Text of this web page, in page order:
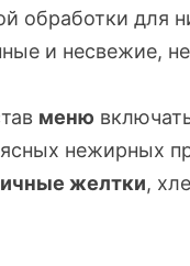
для
и несвежие,
меню
нежирных
желтки,